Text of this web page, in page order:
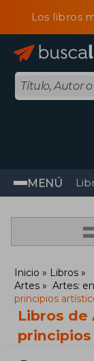
Los libros
MENÚ
Inicio
Libros
Artes
Artes:
principios
Libros de